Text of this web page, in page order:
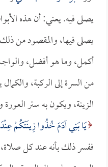
يصلى فيه. يعني: أن هذه
يصلى فيها، والمقصود من
أكمل، وما هو أفضل،
من السرة إلى الركبة،
الزينة، ويكون به ستر
يَا بَنِي آدَمَ خُذُوا زِينَتَكُمْ
ففسر ذلك بأنه عند كل